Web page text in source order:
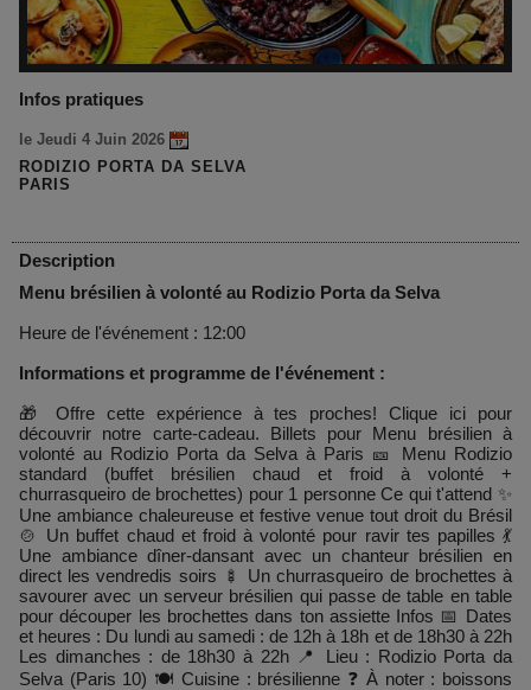
Infos pratiques
le Jeudi 4 Juin 2026
RODIZIO PORTA DA SELVA
PARIS
Description
Menu brésilien à volonté au Rodizio Porta da Selva
Heure de l'événement : 12:00
Informations et programme de l'événement :
🎁 Offre cette expérience à tes proches! Clique ici pour
découvrir notre carte-cadeau. Billets pour Menu brésilien à
volonté au Rodizio Porta da Selva à Paris 🎫 Menu Rodizio
standard (buffet brésilien chaud et froid à volonté +
churrasqueiro de brochettes) pour 1 personne Ce qui t'attend ✨
Une ambiance chaleureuse et festive venue tout droit du Brésil
🍲 Un buffet chaud et froid à volonté pour ravir tes papilles 💃
Une ambiance dîner-dansant avec un chanteur brésilien en
direct les vendredis soirs 🍢 Un churrasqueiro de brochettes à
savourer avec un serveur brésilien qui passe de table en table
pour découper les brochettes dans ton assiette Infos 📅 Dates
et heures : Du lundi au samedi : de 12h à 18h et de 18h30 à 22h
Les dimanches : de 18h30 à 22h 📍 Lieu : Rodizio Porta da
Selva (Paris 10) 🍽️ Cuisine : brésilienne ❓ À noter : boissons